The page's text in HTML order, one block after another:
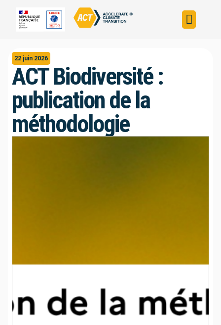
22 juin 2026
ACT Biodiversité :
publication de la
méthodologie